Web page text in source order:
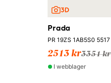
Prada
PR 19ZS 1AB5S0 5517
2513 kr3351 kr
I webblager